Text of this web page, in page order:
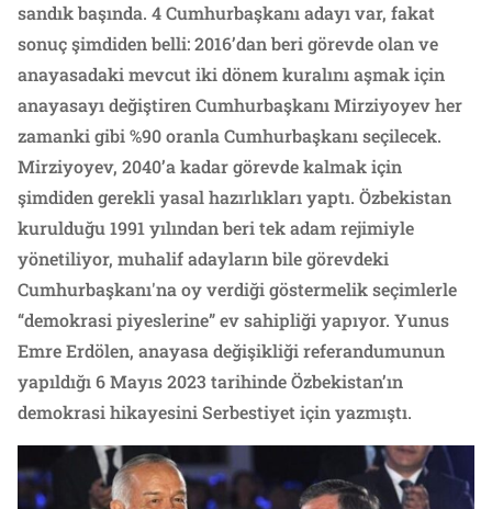
sandık başında. 4 Cumhurbaşkanı adayı var, fakat
sonuç şimdiden belli: 2016’dan beri görevde olan ve
anayasadaki mevcut iki dönem kuralını aşmak için
anayasayı değiştiren Cumhurbaşkanı Mirziyoyev her
zamanki gibi %90 oranla Cumhurbaşkanı seçilecek.
Mirziyoyev, 2040’a kadar görevde kalmak için
şimdiden gerekli yasal hazırlıkları yaptı. Özbekistan
kurulduğu 1991 yılından beri tek adam rejimiyle
yönetiliyor, muhalif adayların bile görevdeki
Cumhurbaşkanı'na oy verdiği göstermelik seçimlerle
“demokrasi piyeslerine” ev sahipliği yapıyor. Yunus
Emre Erdölen, anayasa değişikliği referandumunun
yapıldığı 6 Mayıs 2023 tarihinde Özbekistan’ın
demokrasi hikayesini Serbestiyet için yazmıştı.